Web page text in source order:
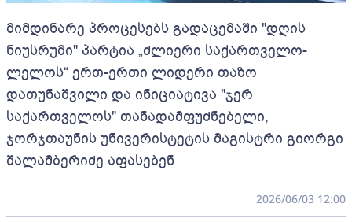
მიმდინარე პროცესებს გადაცემაში "დღის
ნიუსრუმი" პარტია „ძლიერი საქართველო-
ლელოს“ ერთ-ერთი ლიდერი თაზო
დათუნაშვილი და ინიციატივა "ჯერ
საქართველოს" თანადამფუძნებელი,
ჯორჯთაუნის უნივერისტეტის მაგისტრი გიორგი
შალამბერიძე აფასებენ
2026/06/03 12:00